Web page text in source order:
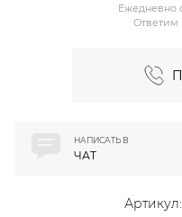
Ежедневно
Ответим
Артикул:
НАПИСАТЬ В
ЧАТ